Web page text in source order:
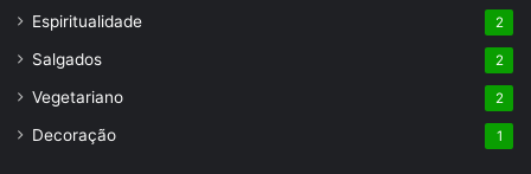
Espiritualidade 2
Salgados 2
Vegetariano 2
Decoração 1